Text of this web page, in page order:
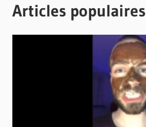
Articles populaires